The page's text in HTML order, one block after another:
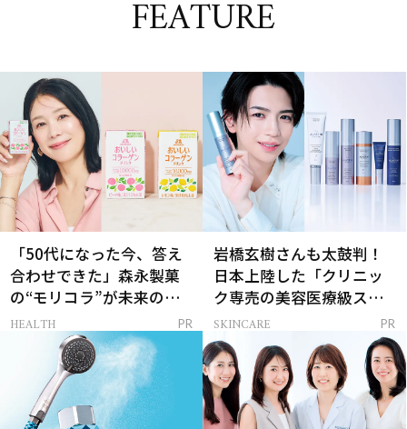
FEATURE
「50代になった今、答え
合わせできた」森永製菓
の“モリコラ”が未来のキ
レイを連れてくる！
HEALTH PR
岩橋玄樹さんも太鼓判！
日本上陸した「クリニッ
ク専売の美容医療級スキ
ンケア」
SKINCARE PR